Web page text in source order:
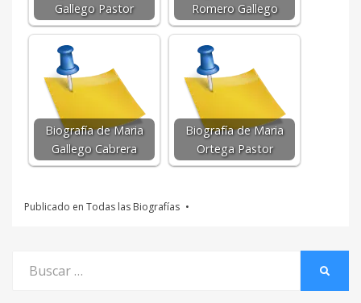
Gallego Pastor
Romero Gallego
Biografía de Maria
Gallego Cabrera
Biografía de Maria
Ortega Pastor
Publicado en Todas las Biografías
por: